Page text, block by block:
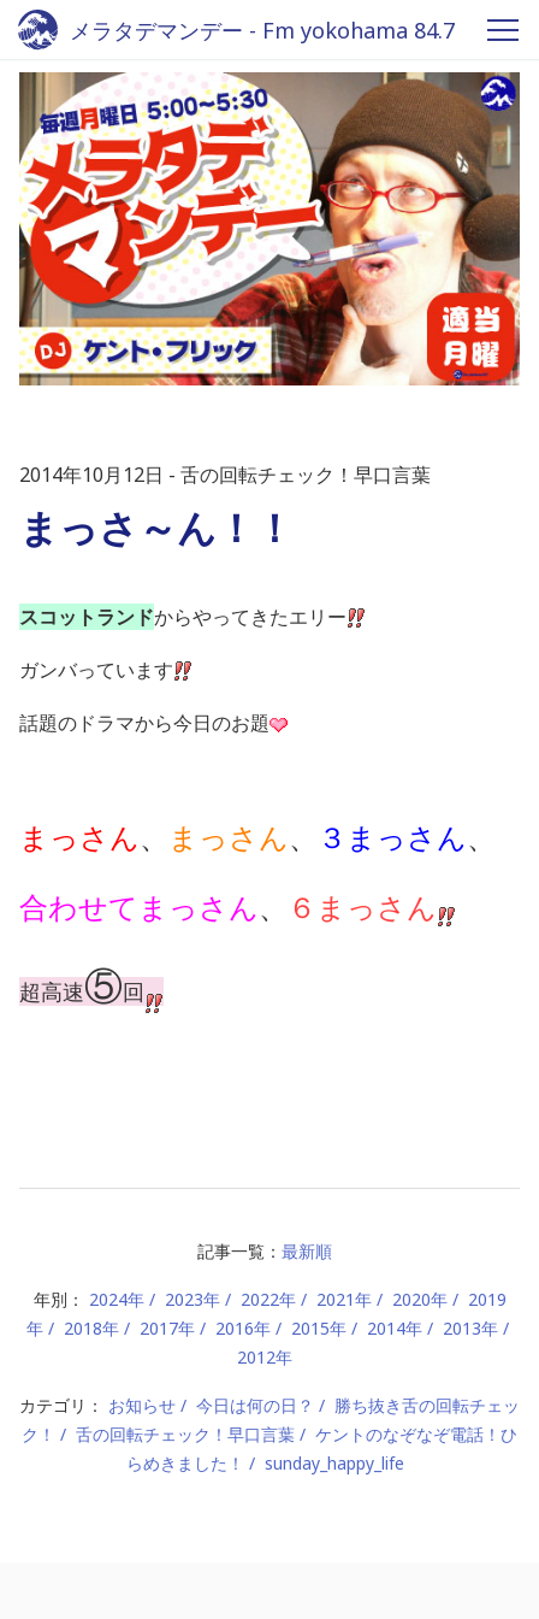
メラタデマンデー - Fm yokohama 84.7
2014年10月12日 舌の回転チェック！早口言葉
まっさ～ん！！
スコットランドからやってきたエリー
ガンバっています
話題のドラマから今日のお題
まっさん、 まっさん、 ３まっさん、
合わせてまっさん、 ６まっさん
超高速⑤回
記事一覧： 最新順
年別： 2024年 2023年 2022年 2021年 2020年
2019
年
2018年 2017年 2016年 2015年 2014年
2013年
2012年
カテゴリ： お知らせ 今日は何の日？
勝ち抜き舌の回転チェッ
ク！
舌の回転チェック！早口言葉
ケントのなぞなぞ電話！ひ
らめきました！
sunday_happy_life